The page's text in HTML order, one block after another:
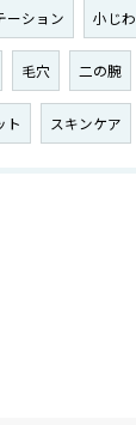
ーション 小じわ
毛穴 二の腕
ト スキンケア